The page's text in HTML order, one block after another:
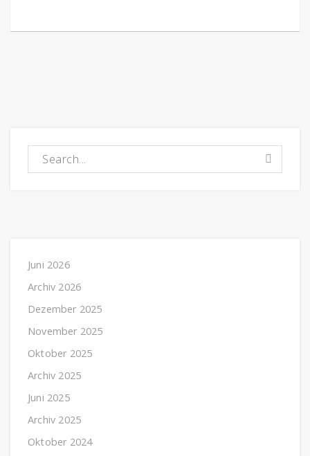
Suchen nach:
Juni 2026
Archiv 2026
Dezember 2025
November 2025
Oktober 2025
Archiv 2025
Juni 2025
Archiv 2025
Oktober 2024